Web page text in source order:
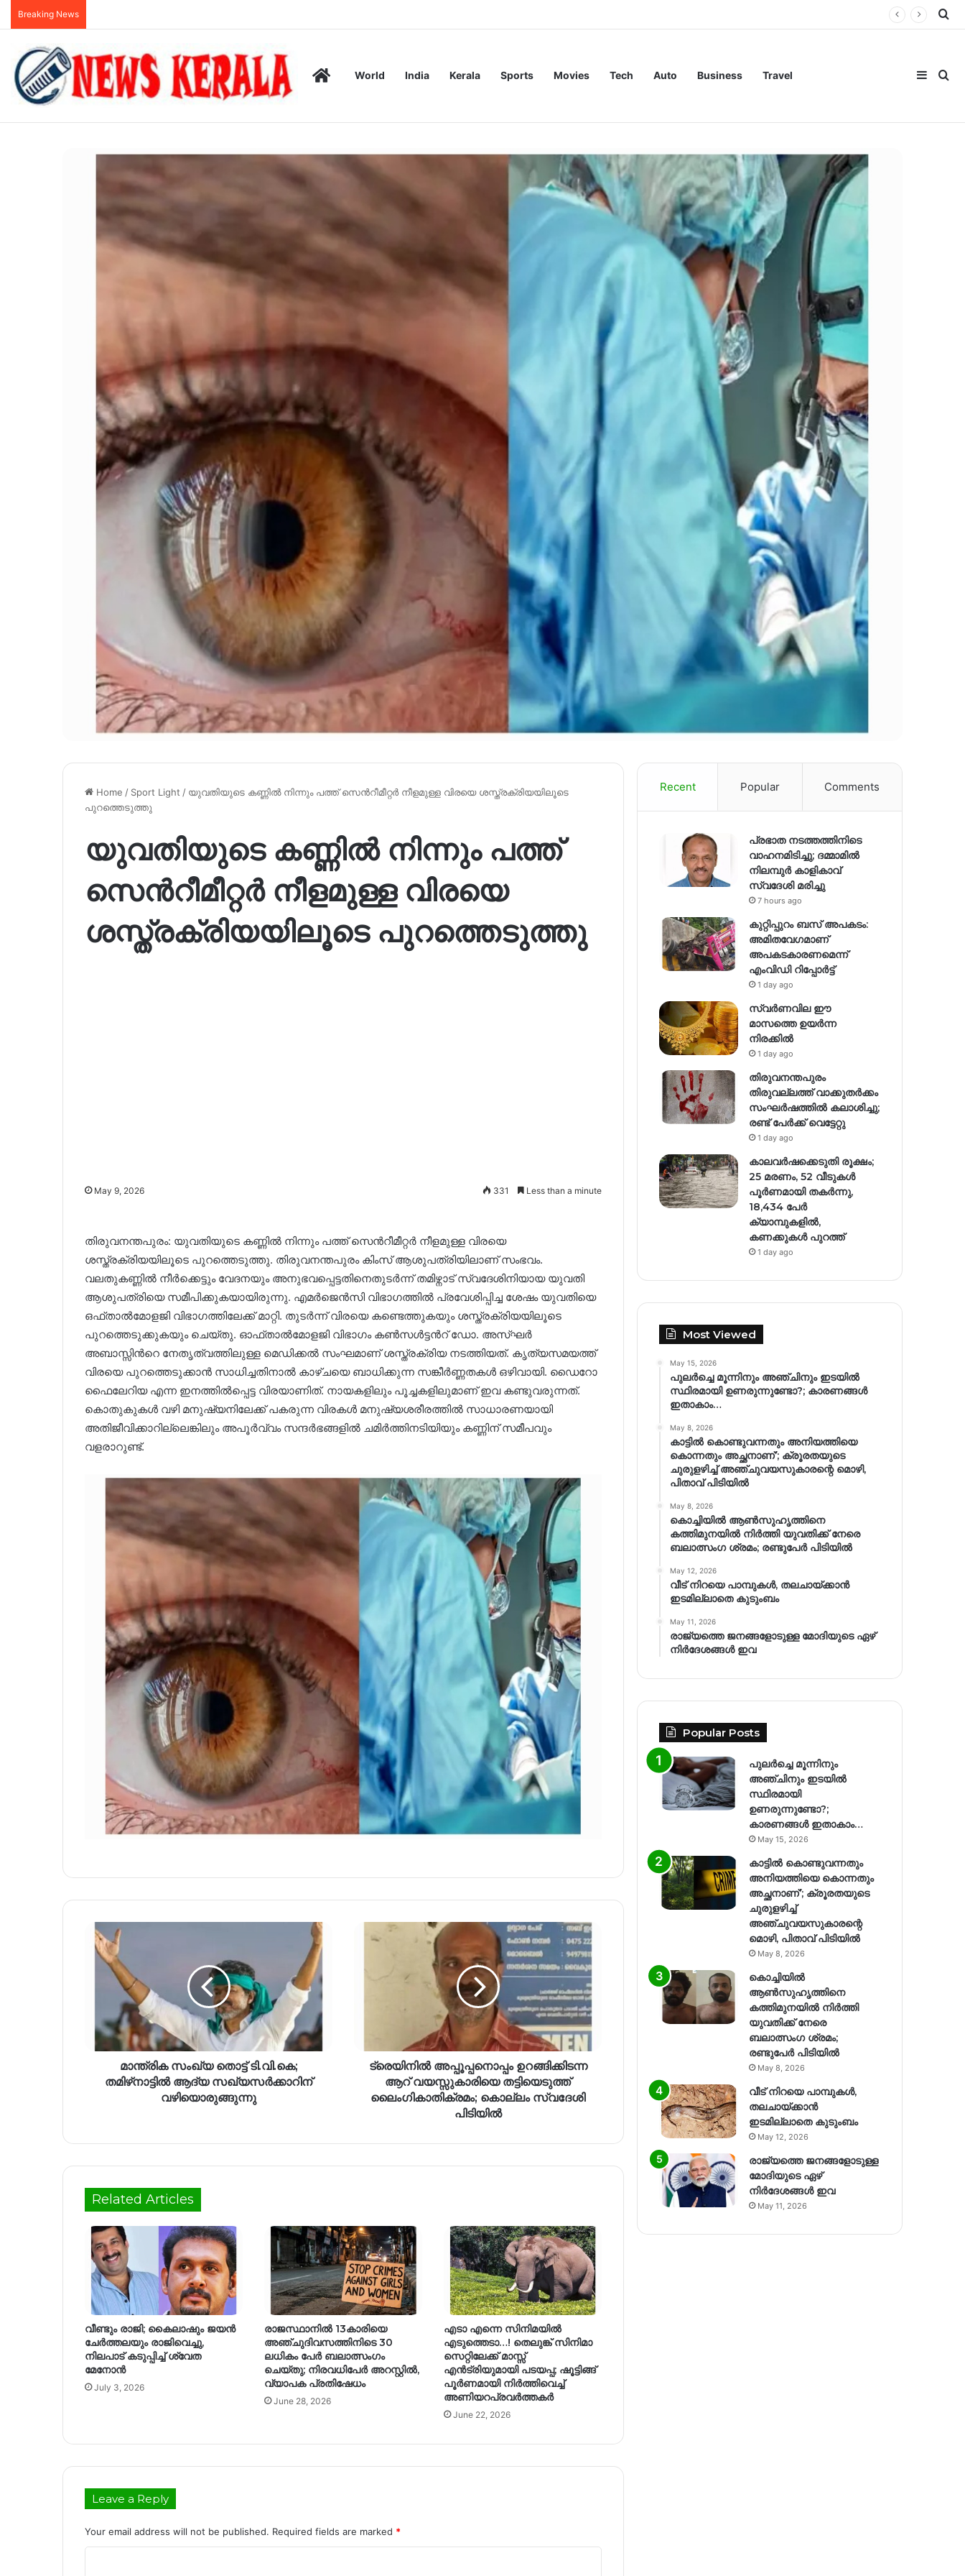
Breaking News
HomeWorld India Kerala Sports Movies Tech Auto Business Travel
Home / Sport Light / യുവതിയുടെ കണ്ണിൽ നിന്നും പത്ത് സെന്‍റീമീറ്റർ നീളമുള്ള വിരയെ ശസ്ത്രക്രിയയിലൂടെ
പുറത്തെടുത്തു
യുവതിയുടെ കണ്ണിൽ നിന്നും പത്ത്
സെന്‍റീമീറ്റർ നീളമുള്ള വിരയെ
ശസ്ത്രക്രിയയിലൂടെ പുറത്തെടുത്തു
May 9, 2026 331 Less than a minute
തിരുവനന്തപുരം: യുവതിയുടെ കണ്ണിൽ നിന്നും പത്ത് സെന്‍റീമീറ്റർ നീളമുള്ള വിരയെ
ശസ്ത്രക്രിയയിലൂടെ പുറത്തെടുത്തു. തിരുവനന്തപുരം കിംസ് ആശുപത്രിയിലാണ് സംഭവം.
വലതുകണ്ണിൽ നീർക്കെട്ടും വേദനയും അനുഭവപ്പെട്ടതിനെതുടർന്ന് തമിഴ്നാട് സ്വദേശിനിയായ യുവതി
ആശുപത്രിയെ സമീപിക്കുകയായിരുന്നു. എമർജെന്‍സി വിഭാഗത്തിൽ പ്രവേശിപ്പിച്ച ശേഷം യുവതിയെ
ഒഫ്താൽമോളജി വിഭാഗത്തിലേക്ക് മാറ്റി. തുടർന്ന് വിരയെ കണ്ടെത്തുകയും ശസ്ത്രക്രിയയിലൂടെ
പുറത്തെടുക്കുകയും ചെയ്തു. ഓഫ്താൽമോളജി വിഭാഗം കൺസൾട്ടന്‍റ് ഡോ. അസ്ഘർ
അബാസ്സിന്‍റെ നേതൃത്വത്തിലുള്ള മെഡിക്കൽ സംഘമാണ് ശസ്ത്രക്രിയ നടത്തിയത്. കൃത്യസമയത്ത്
വിരയെ പുറത്തെടുക്കാന്‍ സാധിച്ചതിനാൽ കാഴ്ചയെ ബാധിക്കുന്ന സങ്കീർണ്ണതകൾ ഒഴിവായി. ഡൈറോ
ഫൈലേറിയ എന്ന ഇനത്തിൽപ്പെട്ട വിരയാണിത്. നായകളിലും പൂച്ചകളിലുമാണ് ഇവ കണ്ടുവരുന്നത്.
കൊതുകുകൾ വഴി മനുഷ‍്യനിലേക്ക് പകരുന്ന വിരകൾ മനുഷ‍്യശരീരത്തിൽ സാധാരണയായി
അതിജീവിക്കാറില്ലെങ്കിലും അപൂർവ്വം സന്ദർഭങ്ങളിൽ ചമിർത്തിനടിയിയും കണ്ണിന് സമീപവും
വളരാറുണ്ട്.
മാന്ത്രിക സംഖ്യ തൊട്ട് ടി.വി.കെ;
തമിഴ്‌നാട്ടിൽ ആദ്യ സഖ്യസർക്കാറിന്
വഴിയൊരുങ്ങുന്നു
ട്രെയിനിൽ അപ്പൂപ്പനൊപ്പം ഉറങ്ങിക്കിടന്ന
ആറ് വയസ്സുകാരിയെ തട്ടിയെടുത്ത്
ലൈംഗികാതിക്രമം; കൊല്ലം സ്വദേശി
പിടിയിൽ
Related Articles
വീണ്ടും രാജി; കൈലാഷും ജയൻ
ചേർത്തലയും രാജിവെച്ചു,
നിലപാട് കടുപ്പിച്ച് ശ്വേത
മേനോൻ
July 3, 2026
രാജസ്ഥാനിൽ 13കാരിയെ
അഞ്ചുദിവസത്തിനിടെ 30
ലധികം പേർ ബലാത്സംഗം
ചെയ്തു; നിരവധിപേർ അറസ്റ്റിൽ,
വ്യാപക പ്രതിഷേധം
June 28, 2026
എടാ എന്നെ സിനിമയിൽ
എടുത്തെടാ…! തെലുങ്ക് സിനിമാ
സെറ്റിലേക്ക് മാസ്സ്
എൻട്രിയുമായി പടയപ്പ; ഷൂട്ടിങ്ങ്
പൂർണമായി നിർത്തിവെച്ച്
അണിയറപ്രവർത്തകർ
June 22, 2026
Leave a Reply
Your email address will not be published. Required fields are marked *
Recent Popular Comments
പ്രഭാത നടത്തത്തിനിടെ
വാഹനമിടിച്ചു; ദമ്മാമിൽ
നിലമ്പുർ കാളികാവ്
സ്വദേശി മരിച്ചു
7 hours ago
കുറ്റിപ്പുറം ബസ് അപകടം:
അമിതവേഗമാണ്
അപകടകാരണമെന്ന്
എംവിഡി റിപ്പോർട്ട്
1 day ago
സ്വര്‍ണവില ഈ
മാസത്തെ ഉയര്‍ന്ന
നിരക്കില്‍
1 day ago
തിരുവനന്തപുരം
തിരുവല്ലത്ത് വാക്കുതർക്കം
സംഘർഷത്തിൽ കലാശിച്ചു;
രണ്ട് പേർക്ക് വെട്ടേറ്റു
1 day ago
കാലവർഷക്കെടുതി രൂക്ഷം;
25 മരണം, 52 വീ‌ടുകൾ
പൂർണമായി തകർന്നു,
18,434 പേർ
ക്യാമ്പുകളിൽ,
കണക്കുകൾ പുറത്ത്
1 day ago
Most Viewed
May 15, 2026
പുലർച്ചെ മൂന്നിനും അഞ്ചിനും ഇടയിൽ
സ്ഥിരമായി ഉണരുന്നുണ്ടോ?; കാരണങ്ങള്‍
ഇതാകാം…
May 8, 2026
കാട്ടിൽ കൊണ്ടുവന്നതും അനിയത്തിയെ
കൊന്നതും അച്ഛനാണ്’; ക്രൂരതയുടെ
ചുരുളഴിച്ച് അഞ്ചുവയസുകാരന്റെ മൊഴി,
പിതാവ് പിടിയിൽ
May 8, 2026
കൊച്ചിയിൽ ആൺസുഹൃത്തിനെ
കത്തിമുനയിൽ നിർത്തി യുവതിക്ക് നേരെ
ബലാത്സംഗ​ ശ്രമം; രണ്ടുപേർ പിടിയിൽ
May 12, 2026
വീട് നിറയെ പാമ്പുകൾ, തലചായ്ക്കാൻ
ഇടമില്ലാതെ കുടുംബം
May 11, 2026
രാജ്യത്തെ ജനങ്ങളോടുള്ള മോദിയുടെ ഏഴ്
നിര്‍ദേശങ്ങള്‍ ഇവ
Popular Posts
പുലർച്ചെ മൂന്നിനും
അഞ്ചിനും ഇടയിൽ
സ്ഥിരമായി
ഉണരുന്നുണ്ടോ?;
കാരണങ്ങള്‍ ഇതാകാം…
May 15, 2026
കാട്ടിൽ കൊണ്ടുവന്നതും
അനിയത്തിയെ കൊന്നതും
അച്ഛനാണ്’; ക്രൂരതയുടെ
ചുരുളഴിച്ച്
അഞ്ചുവയസുകാരന്റെ
മൊഴി, പിതാവ് പിടിയിൽ
May 8, 2026
കൊച്ചിയിൽ
ആൺസുഹൃത്തിനെ
കത്തിമുനയിൽ നിർത്തി
യുവതിക്ക് നേരെ
ബലാത്സംഗ​ ശ്രമം;
രണ്ടുപേർ പിടിയിൽ
May 8, 2026
വീട് നിറയെ പാമ്പുകൾ,
തലചായ്ക്കാൻ
ഇടമില്ലാതെ കുടുംബം
May 12, 2026
രാജ്യത്തെ ജനങ്ങളോടുള്ള
മോദിയുടെ ഏഴ്
നിര്‍ദേശങ്ങള്‍ ഇവ
May 11, 2026